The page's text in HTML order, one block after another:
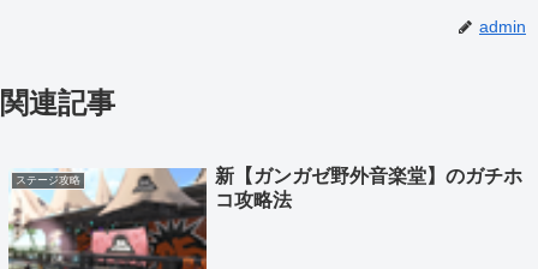
admin
関連記事
ステージ攻略
新【ガンガゼ野外音楽堂】のガチホ
コ攻略法